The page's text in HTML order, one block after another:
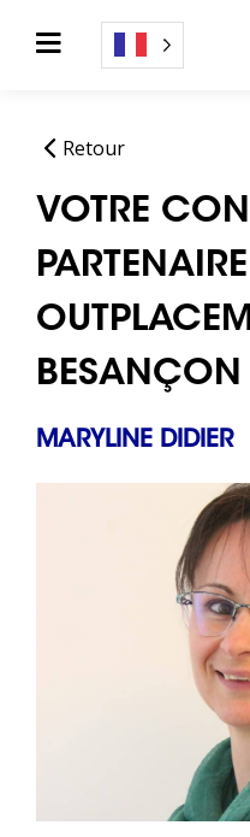
Retour
VOTRE
BESANÇON
MARYLINE DIDIER